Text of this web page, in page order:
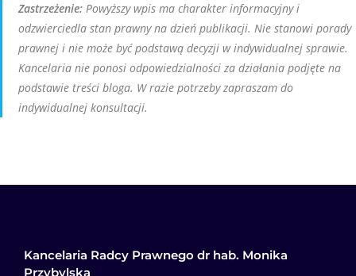
Zastrzeżenie: Powyższy wpis ma charakter informacyjny i
odzwierciedla stan prawny na dzień publikacji. Nie stanowi porady
prawnej i nie może być podstawą decyzji w indywidualnej sprawie.
Kancelaria nie ponosi odpowiedzialności za działania podjęte na
podstawie treści bloga. W razie potrzeby zapraszam do
indywidualnej konsultacji.
Kancelaria Radcy Prawnego dr hab. Monika
Przybylska